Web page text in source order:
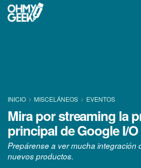
INICIO MISCELÁNEOS EVENTOS
Mira por streaming la
principal de Google I/O
Prepárense a ver mucha integración
nuevos productos.